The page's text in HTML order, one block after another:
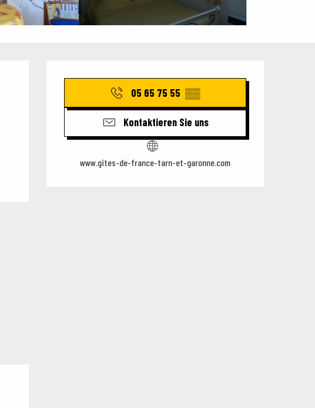
05 65 75 55 ▒▒
Kontaktieren Sie uns
www.gites-de-france-tarn-et-garonne.com